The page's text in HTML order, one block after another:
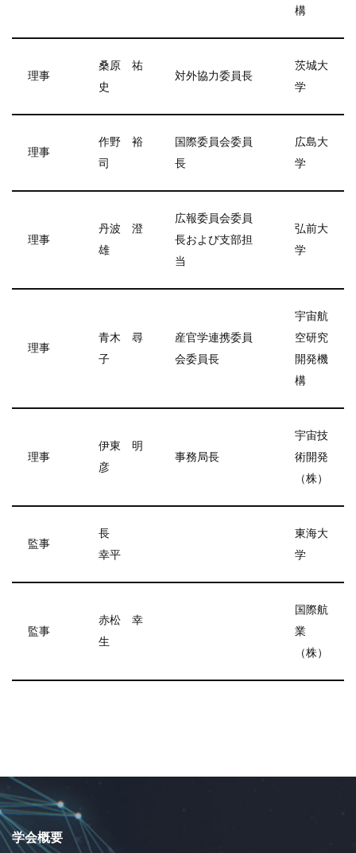
構
理事
桑原 祐
史
対外協力委員長
茨城大
学
理事
作野 裕
司
国際委員会委員
長
広島大
学
理事
丹波 澄
雄
広報委員会委員
長および支部担
当
弘前大
学
理事
青木 尋
子
産官学連携委員
会委員長
宇宙航
空研究
開発機
構
理事
伊東 明
彦
事務局長
宇宙技
術開発
（株）
監事
長
幸平
東海大
学
監事
赤松 幸
生
国際航
業
（株）
学会概要